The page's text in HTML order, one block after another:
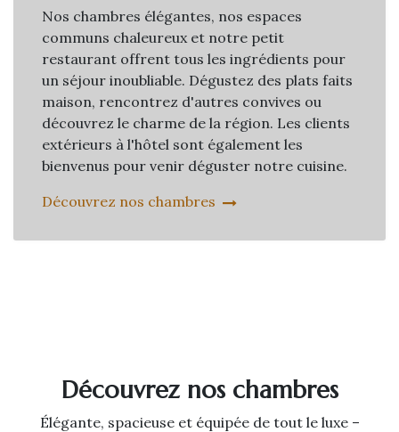
Nos chambres élégantes, nos espaces
communs chaleureux et notre petit
restaurant offrent tous les ingrédients pour
un séjour inoubliable. Dégustez des plats faits
maison, rencontrez d'autres convives ou
découvrez le charme de la région. Les clients
extérieurs à l'hôtel sont également les
bienvenus pour venir déguster notre cuisine.
Découvrez nos chambres
Découvrez nos chambres
Élégante, spacieuse et équipée de tout le luxe –